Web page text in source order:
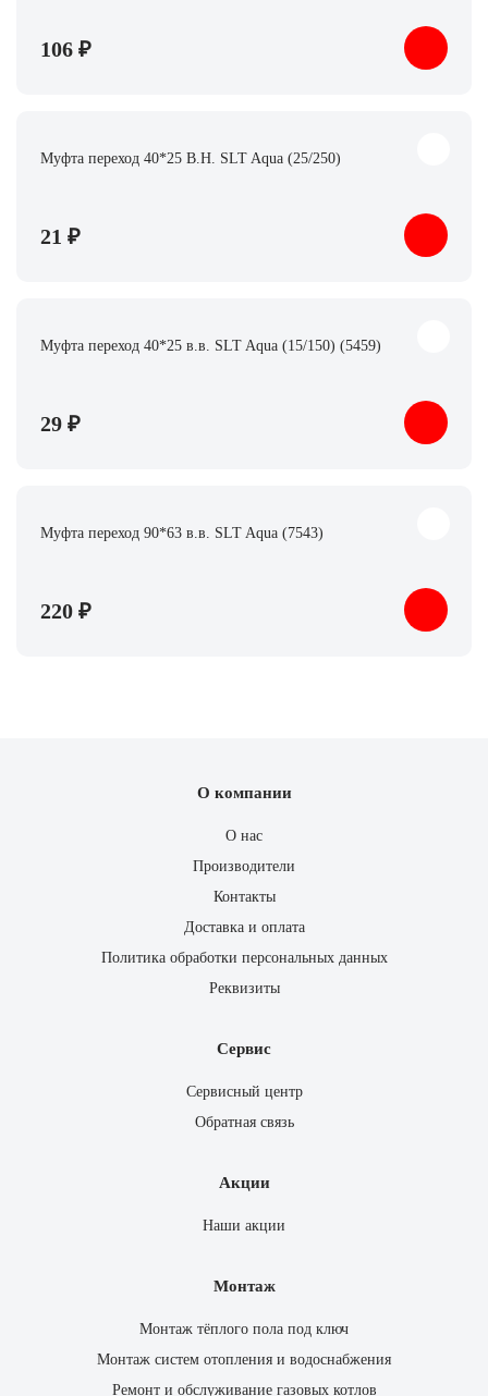
106 ₽
Муфта переход 40*25 В.Н. SLT Aqua (25/250)
21 ₽
Муфта переход 40*25 в.в. SLT Aqua (15/150) (5459)
29 ₽
Муфта переход 90*63 в.в. SLT Aqua (7543)
220 ₽
О компании
О нас
Производители
Контакты
Доставка и оплата
Политика обработки персональных данных
Реквизиты
Сервис
Сервисный центр
Обратная связь
Акции
Наши акции
Монтаж
Монтаж тёплого пола под ключ
Монтаж систем отопления и водоснабжения
Ремонт и обслуживание газовых котлов